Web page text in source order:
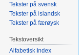
Tekster på svensk
Tekster på islandsk
Tekster på færøysk
Tekstoversikt
Alfabetisk index